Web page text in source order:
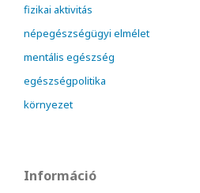
fizikai aktivitás
népegészségügyi elmélet
mentális egészség
egészségpolitika
környezet
Információ